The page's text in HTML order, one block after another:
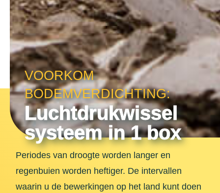
VOORKOM
BODEMVERDICHTING:
Luchtdrukwissel
systeem in 1 box
Periodes van droogte worden langer en
regenbuien worden heftiger. De intervallen
waarin u de bewerkingen op het land kunt doen